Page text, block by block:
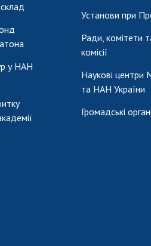
у НАН
Установи при
Ради, комітети
комісії
Наукові
та НАН України
Громадські